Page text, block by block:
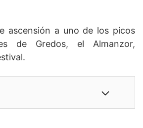
ascensión a uno de los picos
de Gredos, el Almanzor,